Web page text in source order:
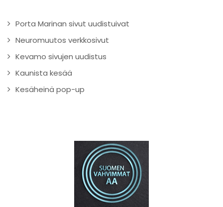
Porta Marinan sivut uudistuivat
Neuromuutos verkkosivut
Kevamo sivujen uudistus
Kaunista kesää
Kesäheinä pop-up